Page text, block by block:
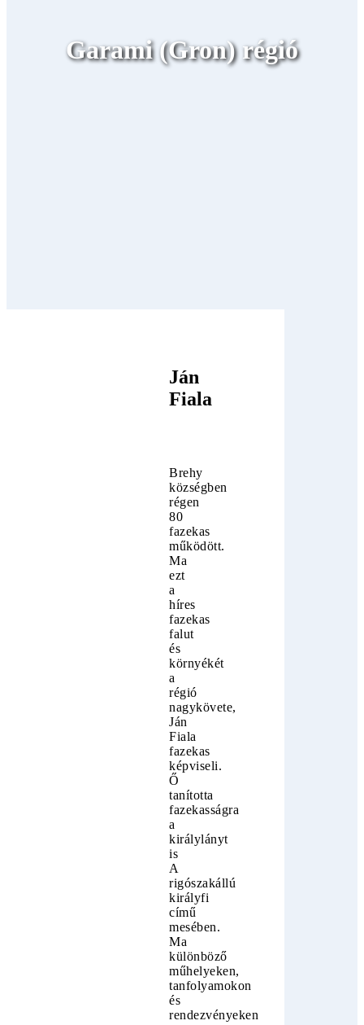
Garami (Gron) régió
Ján
Fiala
Brehy
községben
régen
80
fazekas
működött.
Ma
ezt
a
híres
fazekas
falut
és
környékét
a
régió
nagykövete,
Ján
Fiala
fazekas
képviseli.
Ő
tanította
fazekasságra
a
királylányt
is
A
rigószakállú
királyfi
című
mesében.
Ma
különböző
műhelyeken,
tanfolyamokon
és
rendezvényeken